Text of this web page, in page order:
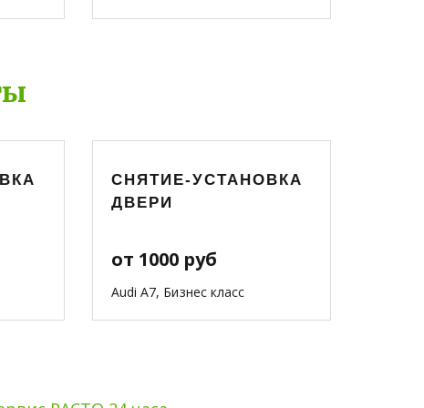
СНЯТИЕ-УСТАНОВКА
ДВЕРИ
от 1000 руб
Audi A7, Бизнес класс